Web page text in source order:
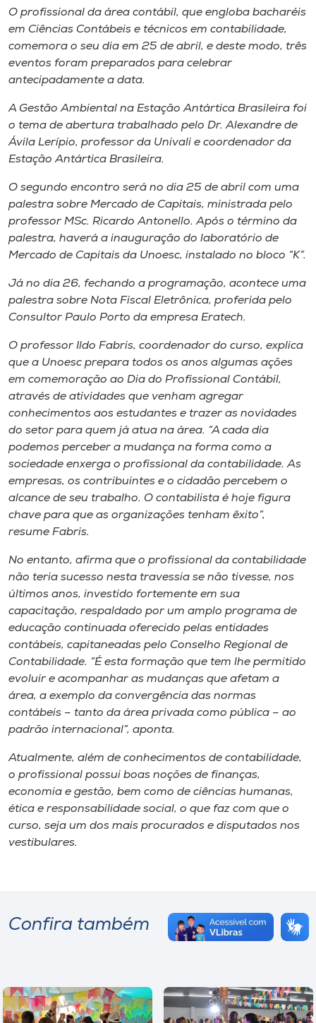
Museu
Unoesc
Store
Selecione
o idioma
A+
A-
O profissional da área contábil, que engloba bacharéis
em Ciências Contábeis e técnicos em contabilidade,
comemora o seu dia em 25 de abril, e deste modo, três
eventos foram preparados para celebrar
antecipadamente a data.
A Gestão Ambiental na Estação Antártica Brasileira foi
o tema de abertura trabalhado pelo Dr. Alexandre de
Ávila Lerípio, professor da Univali e coordenador da
Estação Antártica Brasileira.
O segundo encontro será no dia 25 de abril com uma
palestra sobre Mercado de Capitais, ministrada pelo
professor MSc. Ricardo Antonello. Após o término da
palestra, haverá a inauguração do laboratório de
Mercado de Capitais da Unoesc, instalado no bloco “K”.
Já no dia 26, fechando a programação, acontece uma
palestra sobre Nota Fiscal Eletrônica, proferida pelo
Consultor Paulo Porto da empresa Eratech.
O professor Ildo Fabris, coordenador do curso, explica
que a Unoesc prepara todos os anos algumas ações
em comemoração ao Dia do Profissional Contábil,
através de atividades que venham agregar
conhecimentos aos estudantes e trazer as novidades
do setor para quem já atua na área. “A cada dia
podemos perceber a mudança na forma como a
sociedade enxerga o profissional da contabilidade. As
empresas, os contribuintes e o cidadão percebem o
alcance de seu trabalho. O contabilista é hoje figura
chave para que as organizações tenham êxito”,
resume Fabris.
No entanto, afirma que o profissional da contabilidade
não teria sucesso nesta travessia se não tivesse, nos
últimos anos, investido fortemente em sua
capacitação, respaldado por um amplo programa de
educação continuada oferecido pelas entidades
contábeis, capitaneadas pelo Conselho Regional de
Contabilidade. “É esta formação que tem lhe permitido
evoluir e acompanhar as mudanças que afetam a
área, a exemplo da convergência das normas
contábeis – tanto da área privada como pública – ao
padrão internacional”, aponta.
Atualmente, além de conhecimentos de contabilidade,
o profissional possui boas noções de finanças,
economia e gestão, bem como de ciências humanas,
ética e responsabilidade social, o que faz com que o
curso, seja um dos mais procurados e disputados nos
vestibulares.
Confira também